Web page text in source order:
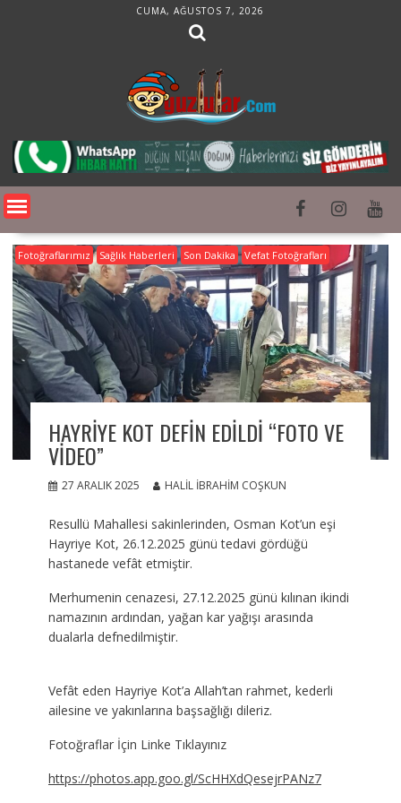
CUMA, AĞUSTOS 7, 2026
Fotoğraflarımız Sağlık Haberleri Son Dakika Vefat Fotoğrafları
HAYRIYE KOT DEFIN EDILDI “FOTO VE
VIDEO”
27 ARALIK 2025 HALIL İBRAHIM COŞKUN
Resullü Mahallesi sakinlerinden, Osman Kot’un eşi
Hayriye Kot, 26.12.2025 günü tedavi gördüğü
hastanede vefât etmiştir.
Merhumenin cenazesi, 27.12.2025 günü kılınan ikindi
namazının ardından, yağan kar yağışı arasında
dualarla defnedilmiştir.
Vefât eden Hayriye Kot’a Allah’tan rahmet, kederli
ailesine ve yakınlarına başsağlığı dileriz.
Fotoğraflar İçin Linke Tıklayınız
https://photos.app.goo.gl/ScHHXdQesejrPANz7